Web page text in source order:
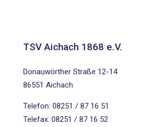
TSV Aichach 1868 e.V.
Donauwörther Straße 12-14
86551 Aichach
Telefon: 08251 / 87 16 51
Telefax: 08251 / 87 16 52